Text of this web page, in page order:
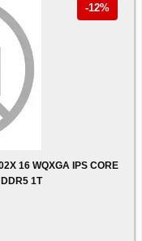
-12%
16 WQXGA IPS CORE
1T